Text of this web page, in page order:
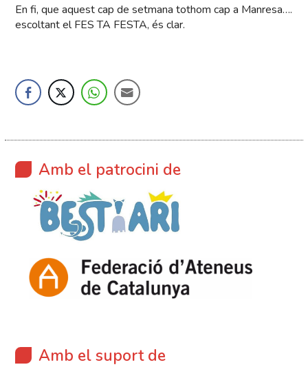
En fi, que aquest cap de setmana tothom cap a Manresa….
escoltant el FES TA FESTA, és clar.
Amb el patrocini de
Amb el suport de